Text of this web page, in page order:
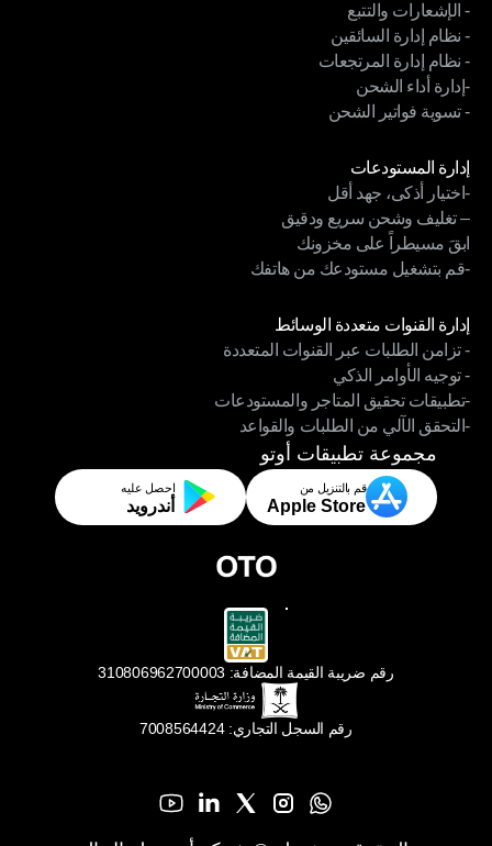
- أتمتة الشحن
- الإشعارات والتتبع
- الإشعارات والتتبع
- نظام إدارة السائقين
- نظام إدارة السائقين
- نظام إدارة المرتجعات
- نظام إدارة المرتجعات
-إدارة أداء الشحن
-إدارة أداء الشحن
- تسوية فواتير الشحن
إدارة المستودعات
إدارة المستودعات
-اختيار أذكى، جهد أقل
-اختيار أذكى، جهد أقل
– تغليف وشحن سريع ودقيق
– تغليف وشحن سريع ودقيق
ابقَ مسيطراً على مخزونك
ابقَ مسيطراً على مخزونك
-قم بتشغيل مستودعك من هاتفك
إدارة القنوات متعددة الوسائط
إدارة القنوات متعددة الوسائط
- تزامن الطلبات عبر القنوات المتعددة
- تزامن الطلبات عبر القنوات المتعددة
- توجيه الأوامر الذكي
- توجيه الأوامر الذكي
-تطبيقات تحقيق المتاجر والمستودعات
-تطبيقات تحقيق المتاجر والمستودعات
-التحقق الآلي من الطلبات والقواعد
-التحقق الآلي من الطلبات والقواعد
مجموعة تطبيقات أوتو
قم بالتنزيل من
Apple Store
احصل عليه
أندرويد
رقم ضريبة القيمة المضافة: 310806962700003
رقم السجل التجاري: 7008564424